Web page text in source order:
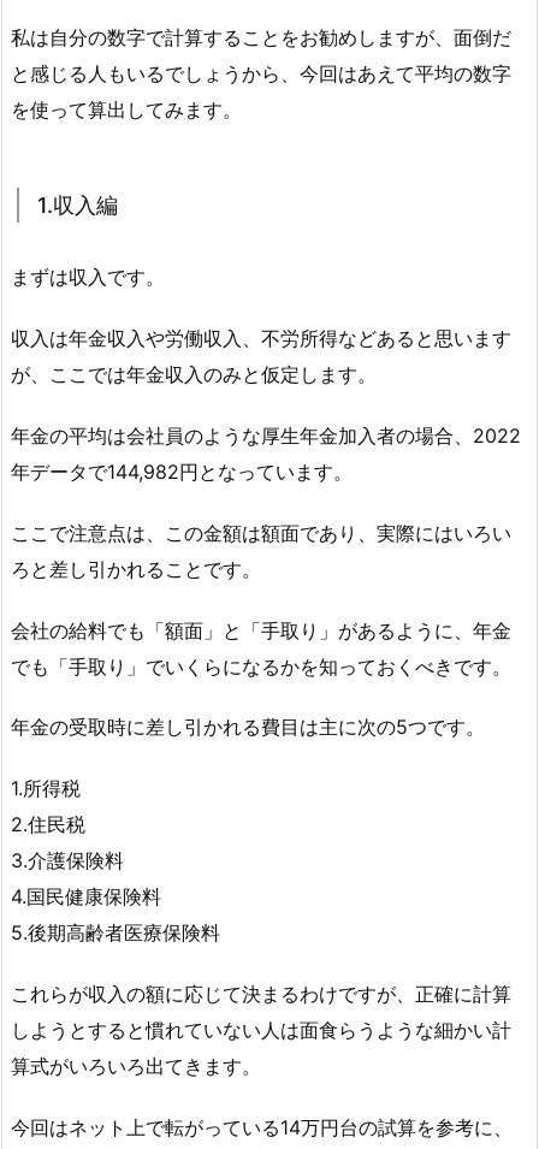
私は自分の数字で計算することをお勧めしますが、面倒だ
と感じる人もいるでしょうから、今回はあえて平均の数字
を使って算出してみます。
1.収入編
まずは収入です。
収入は年金収入や労働収入、不労所得などあると思います
が、ここでは年金収入のみと仮定します。
年金の平均は会社員のような厚生年金加入者の場合、2022
年データで144,982円となっています。
ここで注意点は、この金額は額面であり、実際にはいろい
ろと差し引かれることです。
会社の給料でも「額面」と「手取り」があるように、年金
でも「手取り」でいくらになるかを知っておくべきです。
年金の受取時に差し引かれる費目は主に次の5つです。
1.所得税
2.住民税
3.介護保険料
4.国民健康保険料
5.後期高齢者医療保険料
これらが収入の額に応じて決まるわけですが、正確に計算
しようとすると慣れていない人は面食らうような細かい計
算式がいろいろ出てきます。
今回はネット上で転がっている14万円台の試算を参考に、